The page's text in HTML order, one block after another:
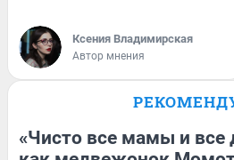
Ксения Владимирская
Автор мнения
«Чисто все мамы и все